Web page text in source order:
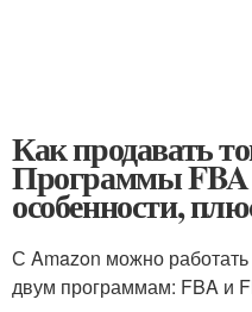
Как продавать
Программы
особенности,
С Amazon можно
двум программам: FBA и